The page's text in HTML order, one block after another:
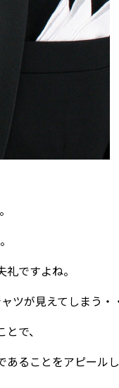
ですよね。
ツが見えてしまう・
で、
ることをアピールし